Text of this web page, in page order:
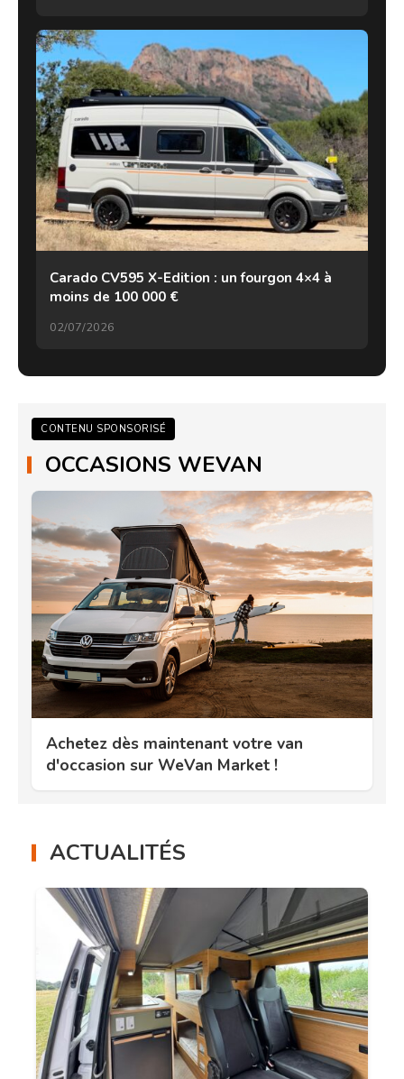
Carado CV595 X-Edition : un fourgon 4×4 à
moins de 100 000 €
02/07/2026
CONTENU SPONSORISÉ
OCCASIONS WEVAN
Achetez dès maintenant votre van
d'occasion sur WeVan Market !
ACTUALITÉS